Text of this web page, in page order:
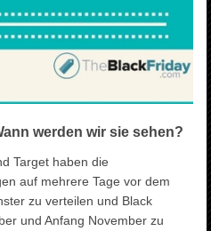
werden wir sie sehen?
Target haben die
auf mehrere Tage vor dem
zu verteilen und Black
und Anfang November zu